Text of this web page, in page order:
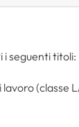
i seguenti titoli: